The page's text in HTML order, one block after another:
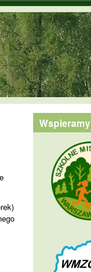
Wspieramy